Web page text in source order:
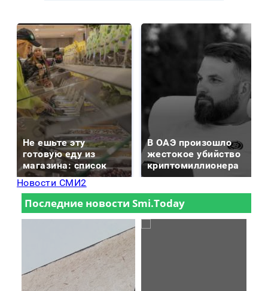
Не ешьте эту
готовую еду из
магазина: список
В ОАЭ произошло
жестокое убийство
криптомиллионера
Новости СМИ2